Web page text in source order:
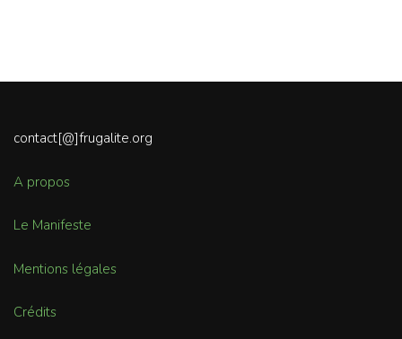
contact[@]frugalite.org
A propos
Le Manifeste
Mentions légales
Crédits